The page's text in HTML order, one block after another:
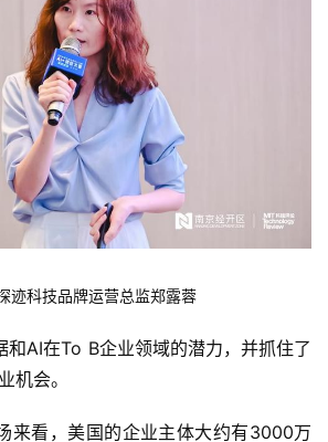
迹科技品牌运营总监郑露蓉
和AI在To B企业领域的潜力，并抓住了
机会。
来看，美国的企业主体大约有3000万